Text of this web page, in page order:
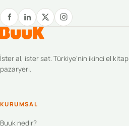
İster al, ister sat. Türkiye’nin ikinci el kitap
pazaryeri.
KURUMSAL
Buuk nedir?